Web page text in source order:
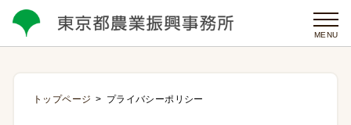
MENU
トップページ プライバシーポリシー